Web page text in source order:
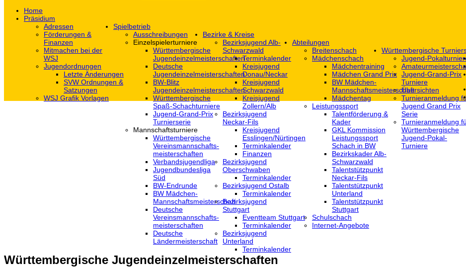
Home
Präsidium
Adressen
Förderungen &
Finanzen
Mitmachen bei der
WSJ
Jugendordnungen
Letzte Änderungen
SVW Ordnungen &
Satzungen
WSJ Grafik Vorlagen
Spielbetrieb
Ausschreibungen
Einzelspielerturniere
Württembergische
Jugendeinzelmeisterschaften
Deutsche
Jugendeinzelmeisterschaften
BW-Blitz
Jugendeinzelmeisterschaften
Württembergische
Spaß-Schachturniere
Jugend-Grand-Prix
Turnierserie
Mannschaftsturniere
Württembergische
Vereinsmannschafts-
meisterschaften
Verbandsjugendliga
Jugendbundesliga
Süd
BW-Endrunde
BW Mädchen-
Mannschaftsmeisterschaft
Deutsche
Vereinsmannschafts-
meisterschaften
Deutsche
Ländermeisterschaft
Bezirke & Kreise
Bezirksjugend Alb-
Schwarzwald
Terminkalender
Kreisjugend
Donau/Neckar
Kreisjugend
Schwarzwald
Kreisjugend
Zollern/Alb
Bezirksjugend
Neckar-Fils
Kreisjugend
‎Esslingen/Nürtingen
Terminkalender
Finanzen
Bezirksjugend
Oberschwaben
Terminkalender
Bezirksjugend Ostalb
Terminkalender
Bezirksjugend
Stuttgart
‎Eventteam Stuttgart
Terminkalender
Bezirksjugend
Unterland
Terminkalender
Abteilungen
Breitenschach
Mädchenschach
Mädchentraining
Mädchen Grand Prix
BW Mädchen-
Mannschaftsmeisterschaft
Mädchentag
Leistungssport
Talentförderung &
Kader
GKL Kommission
Leistungssport
Schach in BW
Bezirkskader Alb-
Schwarzwald
Talentstützpunkt
Neckar-Fils
Talentstützpunkt
Unterland
Talentstützpunkt
Stuttgart
Schulschach
Internet-Angebote
Württembergische
Jugend-
Jugend-Grand-Prix
Turniere
Übersichten
Turnieranmeldung
Jugend Grand Prix
Serie
Turnieranmeldung
Württembergische
Jugend-Pokal-
Turniere
Württembergische Jugendeinzelmeisterschaften